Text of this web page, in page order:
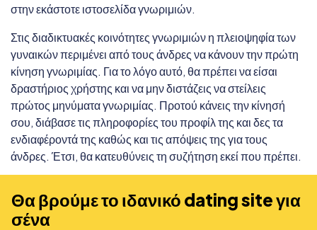
στην εκάστοτε ιστοσελίδα γνωριμιών.
Στις διαδικτυακές κοινότητες γνωριμιών η πλειοψηφία των
γυναικών περιμένει από τους άνδρες να κάνουν την πρώτη
κίνηση γνωριμίας. Για το λόγο αυτό, θα πρέπει να είσαι
δραστήριος χρήστης και να μην διστάζεις να στείλεις
πρώτος μηνύματα γνωριμίας. Προτού κάνεις την κίνησή
σου, διάβασε τις πληροφορίες του προφίλ της και δες τα
ενδιαφέροντά της καθώς και τις απόψεις της για τους
άνδρες. Έτσι, θα κατευθύνεις τη συζήτηση εκεί που πρέπει.
Θα βρούμε το ιδανικό dating site για
σένα